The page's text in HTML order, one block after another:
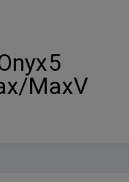
MaxV